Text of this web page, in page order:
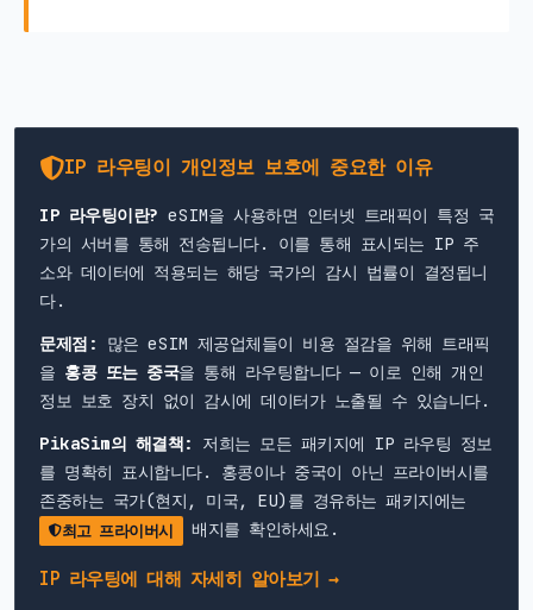
IP 라우팅이 개인정보 보호에 중요한 이유
IP 라우팅이란? eSIM을 사용하면 인터넷 트래픽이 특정 국
가의 서버를 통해 전송됩니다. 이를 통해 표시되는 IP 주
소와 데이터에 적용되는 해당 국가의 감시 법률이 결정됩니
다.
문제점: 많은 eSIM 제공업체들이 비용 절감을 위해 트래픽
을 홍콩 또는 중국을 통해 라우팅합니다 — 이로 인해 개인
정보 보호 장치 없이 감시에 데이터가 노출될 수 있습니다.
PikaSim의 해결책: 저희는 모든 패키지에 IP 라우팅 정보
를 명확히 표시합니다. 홍콩이나 중국이 아닌 프라이버시를
존중하는 국가(현지, 미국, EU)를 경유하는 패키지에는
최고 프라이버시 배지를 확인하세요.
IP 라우팅에 대해 자세히 알아보기 →